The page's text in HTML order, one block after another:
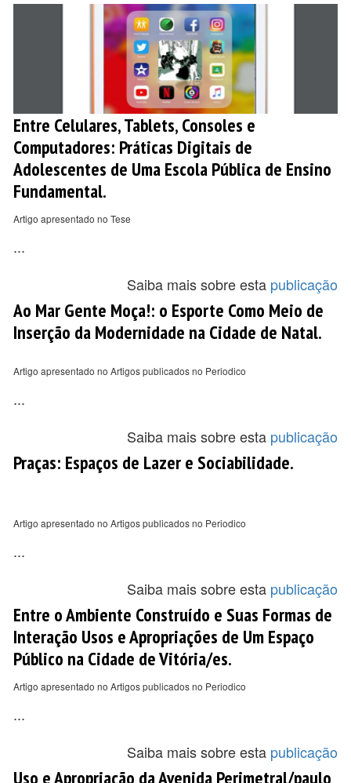
Entre Celulares, Tablets, Consoles e
Computadores: Práticas Digitais de
Adolescentes de Uma Escola Pública de Ensino
Fundamental.
Artigo apresentado no Tese
...
Saiba mais sobre esta publicação
Ao Mar Gente Moça!: o Esporte Como Meio de
Inserção da Modernidade na Cidade de Natal.
Artigo apresentado no Artigos publicados no Periodico
...
Saiba mais sobre esta publicação
Praças: Espaços de Lazer e Sociabilidade.
Artigo apresentado no Artigos publicados no Periodico
...
Saiba mais sobre esta publicação
Entre o Ambiente Construído e Suas Formas de
Interação Usos e Apropriações de Um Espaço
Público na Cidade de Vitória/es.
Artigo apresentado no Artigos publicados no Periodico
...
Saiba mais sobre esta publicação
Uso e Apropriação da Avenida Perimetral/paulo